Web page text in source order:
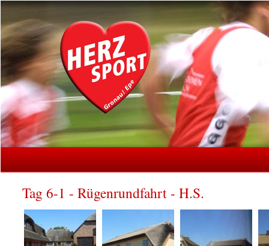
Tag 6-1 - Rügenrundfahrt - H.S.